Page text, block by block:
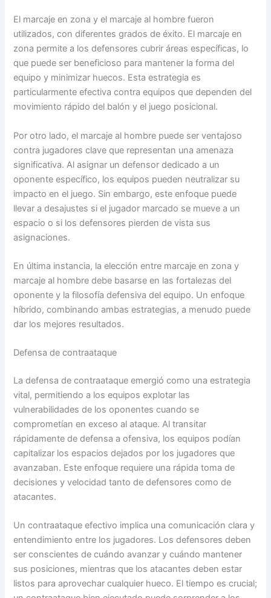
El marcaje en zona y el marcaje al hombre fueron
utilizados, con diferentes grados de éxito. El marcaje en
zona permite a los defensores cubrir áreas específicas, lo
que puede ser beneficioso para mantener la forma del
equipo y minimizar huecos. Esta estrategia es
particularmente efectiva contra equipos que dependen del
movimiento rápido del balón y el juego posicional.
Por otro lado, el marcaje al hombre puede ser ventajoso
contra jugadores clave que representan una amenaza
significativa. Al asignar un defensor dedicado a un
oponente específico, los equipos pueden neutralizar su
impacto en el juego. Sin embargo, este enfoque puede
llevar a desajustes si el jugador marcado se mueve a un
espacio o si los defensores pierden de vista sus
asignaciones.
En última instancia, la elección entre marcaje en zona y
marcaje al hombre debe basarse en las fortalezas del
oponente y la filosofía defensiva del equipo. Un enfoque
híbrido, combinando ambas estrategias, a menudo puede
dar los mejores resultados.
Defensa de contraataque
La defensa de contraataque emergió como una estrategia
vital, permitiendo a los equipos explotar las
vulnerabilidades de los oponentes cuando se
comprometían en exceso al ataque. Al transitar
rápidamente de defensa a ofensiva, los equipos podían
capitalizar los espacios dejados por los jugadores que
avanzaban. Este enfoque requiere una rápida toma de
decisiones y velocidad tanto de defensores como de
atacantes.
Un contraataque efectivo implica una comunicación clara y
entendimiento entre los jugadores. Los defensores deben
ser conscientes de cuándo avanzar y cuándo mantener
sus posiciones, mientras que los atacantes deben estar
listos para aprovechar cualquier hueco. El tiempo es crucial;